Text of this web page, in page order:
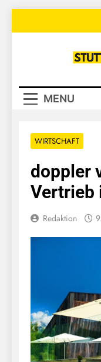
MENU
WIRTSCHAFT
doppler
Vertrieb
Redaktion